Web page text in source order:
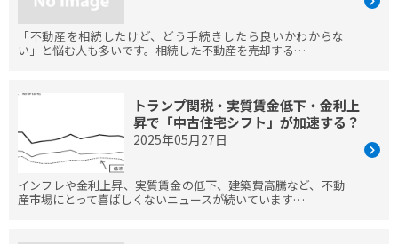
「不動産を相続したけど、どう手続きしたら良いかわからな
い」と悩む人も多いです。相続した不動産を売却する…
トランプ関税・実質賃金低下・金利上
昇で「中古住宅シフト」が加速する？
2025年05月27日
インフレや金利上昇、実質賃金の低下、建築費高騰など、不動
産市場にとって喜ばしくないニュースが続いています…